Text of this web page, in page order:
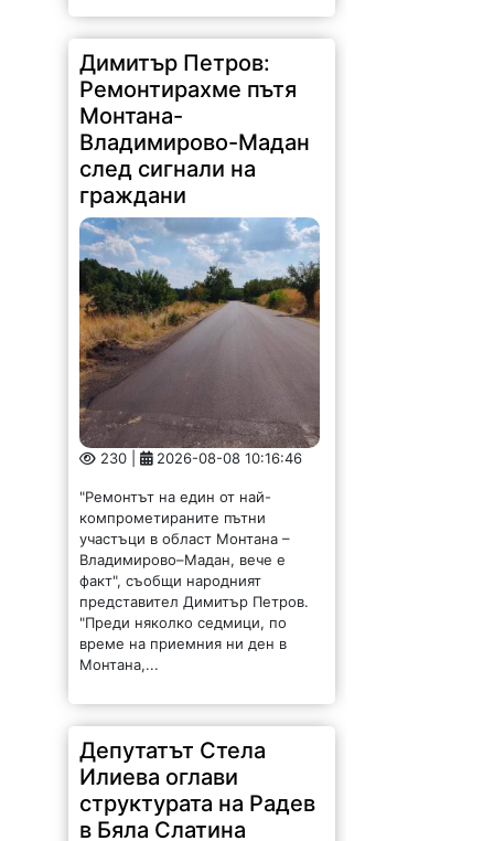
Димитър Петров:
Ремонтирахме пътя
Монтана-
Владимирово-Мадан
след сигнали на
граждани
230 | 2026-08-08 10:16:46
"Ремонтът на един от най-
компрометираните пътни
участъци в област Монтана –
Владимирово–Мадан, вече е
факт", съобщи народният
представител Димитър Петров.
"Преди няколко седмици, по
време на приемния ни ден в
Монтана,...
Депутатът Стела
Илиева оглави
структурата на Радев
в Бяла Слатина